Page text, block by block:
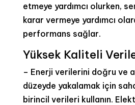
etmeye yardımcı olurken,
karar vermeye yardımcı
performans sağlar.
Yüksek Kaliteli
– Enerji verilerini doğru ve
düzeyde yakalamak için
birincil verileri kullanın.